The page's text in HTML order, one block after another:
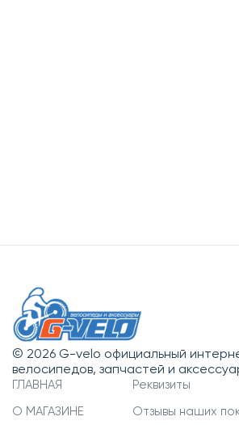
© 2026 G-velo официальный
велосипедов, запчастей и
ГЛАВНАЯ
О МАГАЗИНЕ
Реквизиты
Отзывы наших